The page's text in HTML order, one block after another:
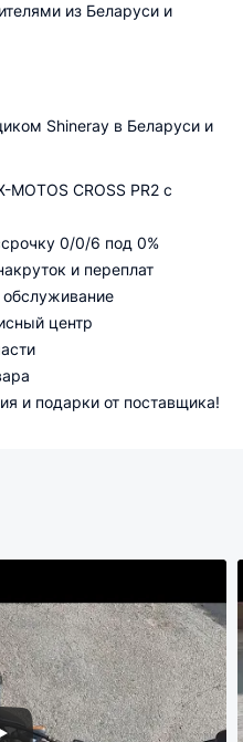
из Беларуси и
Shineray в Беларуси и
CROSS PR2 с
0/0/6 под 0%
и переплат
центр
и подарки от поставщика!